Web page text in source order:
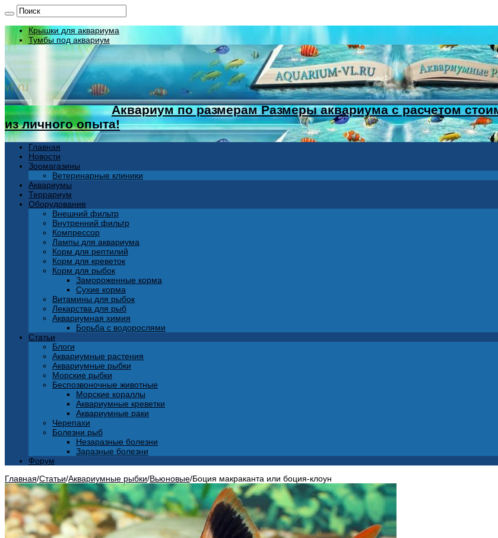
Крышки для аквариума
Тумбы под аквариум
Аквариум по размерам Размеры аквариума с расчетом
из личного опыта!
Главная
Новости
Зоомагазины
Ветеринарные клиники
Аквариумы
Террариум
Оборудование
Внешний фильтр
Внутренний фильтр
Компрессор
Лампы для аквариума
Корм для рептилий
Корм для креветок
Корм для рыбок
Замороженные корма
Сухие корма
Витамины для рыбок
Лекарства для рыб
Аквариумная химия
Борьба с водорослями
Статьи
Блоги
Аквариумные растения
Аквариумные рыбки
Морские рыбки
Беспозвоночные животные
Морские кораллы
Аквариумные креветки
Аквариумные раки
Черепахи
Болезни рыб
Незаразные болезни
Заразные болезни
Форум
Главная/Статьи/Аквариумные рыбки/Вьюновые/Боция макраканта или боция-клоун